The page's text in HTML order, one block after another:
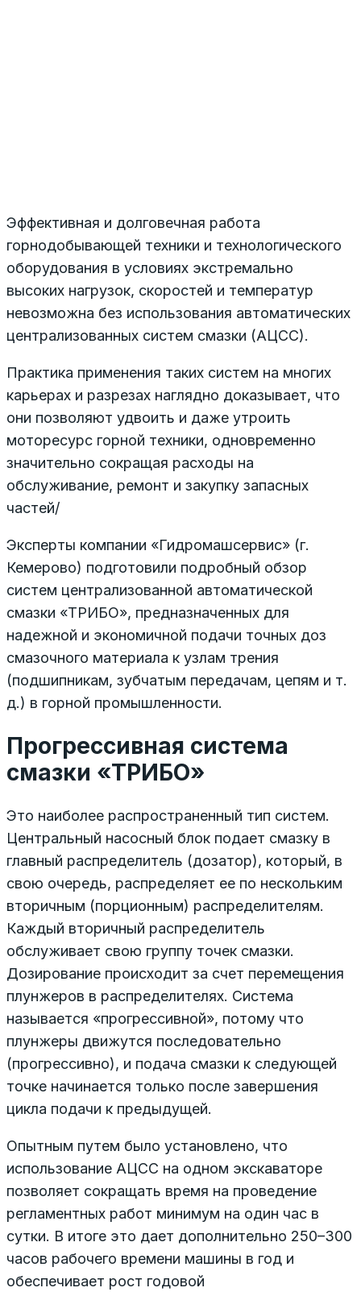
Эффективная и долговечная работа
горнодобывающей техники и технологического
оборудования в условиях экстремально
высоких нагрузок, скоростей и температур
невозможна без использования автоматических
централизованных систем смазки (АЦСС).
Практика применения таких систем на многих
карьерах и разрезах наглядно доказывает, что
они позволяют удвоить и даже утроить
моторесурс горной техники, одновременно
значительно сокращая расходы на
обслуживание, ремонт и закупку запасных
частей/
Эксперты компании «Гидромашсервис» (г.
Кемерово) подготовили подробный обзор
систем централизованной автоматической
смазки «ТРИБО», предназначенных для
надежной и экономичной подачи точных доз
смазочного материала к узлам трения
(подшипникам, зубчатым передачам, цепям и т.
д.) в горной промышленности.
Прогрессивная система
смазки «ТРИБО»
Это наиболее распространенный тип систем.
Центральный насосный блок подает смазку в
главный распределитель (дозатор), который, в
свою очередь, распределяет ее по нескольким
вторичным (порционным) распределителям.
Каждый вторичный распределитель
обслуживает свою группу точек смазки.
Дозирование происходит за счет перемещения
плунжеров в распределителях. Система
называется «прогрессивной», потому что
плунжеры движутся последовательно
(прогрессивно), и подача смазки к следующей
точке начинается только после завершения
цикла подачи к предыдущей.
Опытным путем было установлено, что
использование АЦСС на одном экскаваторе
позволяет сокращать время на проведение
регламентных работ минимум на один час в
сутки. В итоге это дает дополнительно 250–300
часов рабочего времени машины в год и
обеспечивает рост годовой